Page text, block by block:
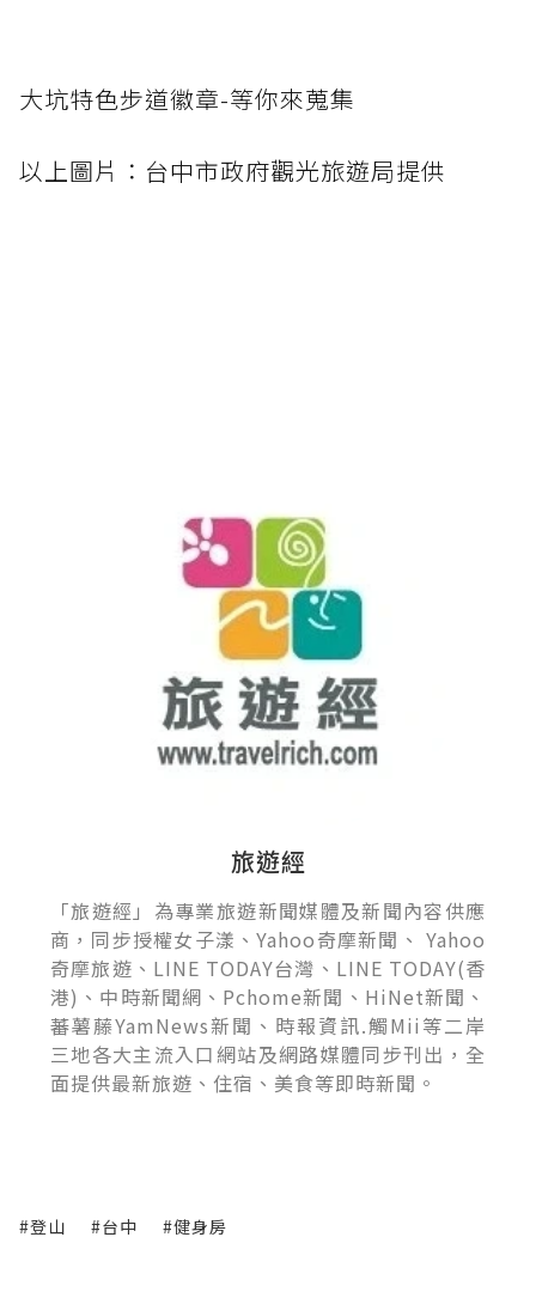
大坑特色步道徽章-等你來蒐集
以上圖片：台中市政府觀光旅遊局提供
旅遊經
「旅遊經」為專業旅遊新聞媒體及新聞內容供應
商，同步授權女子漾、Yahoo奇摩新聞、 Yahoo
奇摩旅遊、LINE TODAY台灣、LINE TODAY(香
港)、中時新聞網、Pchome新聞、HiNet新聞、
蕃薯藤YamNews新聞、時報資訊.觸Mii等二岸
三地各大主流入口網站及網路媒體同步刊出，全
面提供最新旅遊、住宿、美食等即時新聞。
#登山 #台中 #健身房